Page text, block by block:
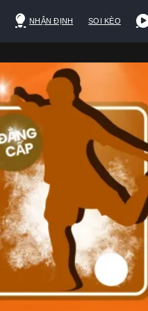
NHẬN ĐỊNH SOI KÈO